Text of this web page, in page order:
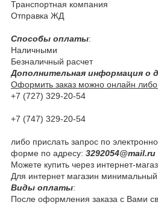
Транспортная компания
Отправка ЖД
Способы оплаты:
Наличными
Безналичный расчет
Дополнительная информация о
Оформить заказ можно онлайн
+7 (727) 329-20-54
+7 (747) 329-20-54
либо прислать запрос по
форме по адресу: 3292054@mail.ru
Можете купить через интернет-
Для интернет магазин минимальный
Виды оплаты:
После оформления заказа с Вами